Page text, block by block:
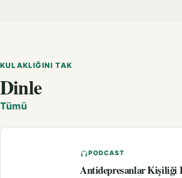
KULAKLIĞINI TAK
Dinle
Tümü
PODCAST
Antidepresanlar Kişiliği